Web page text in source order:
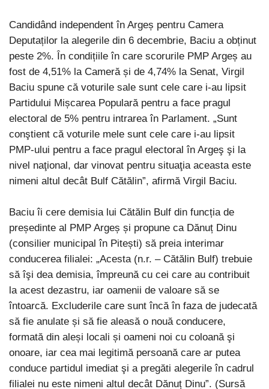
Candidând independent în Argeș pentru Camera
Deputaților la alegerile din 6 decembrie, Baciu a obținut
peste 2%. În condițiile în care scorurile PMP Argeș au
fost de 4,51% la Cameră și de 4,74% la Senat, Virgil
Baciu spune că voturile sale sunt cele care i-au lipsit
Partidului Mișcarea Populară pentru a face pragul
electoral de 5% pentru intrarea în Parlament. „Sunt
conştient că voturile mele sunt cele care i-au lipsit
PMP-ului pentru a face pragul electoral în Argeş şi la
nivel naţional, dar vinovat pentru situaţia aceasta este
nimeni altul decât Bulf Cătălin”, afirmă Virgil Baciu.
Baciu îi cere demisia lui Cătălin Bulf din funcția de
președinte al PMP Argeș și propune ca Dănuț Dinu
(consilier municipal în Pitești) să preia interimar
conducerea filialei: „Acesta (n.r. – Cătălin Bulf) trebuie
să îşi dea demisia, împreună cu cei care au contribuit
la acest dezastru, iar oamenii de valoare să se
întoarcă. Excluderile care sunt încă în faza de judecată
să fie anulate și să fie aleasă o nouă conducere,
formată din aleși locali și oameni noi cu coloană şi
onoare, iar cea mai legitimă persoană care ar putea
conduce partidul imediat şi a pregăti alegerile în cadrul
filialei nu este nimeni altul decât Dănuț Dinu”. (Sursă